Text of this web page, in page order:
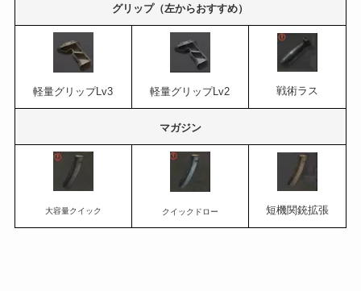
グリップ（左からおすすめ）
軽量グリップLv3 軽量グリップLv2 戦術ラス
マガジン
大容量クイック クイックドロー 短機関銃拡張